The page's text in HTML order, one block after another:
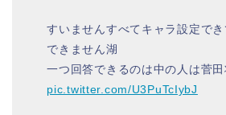
すいませんすべてキャラ設定で
できません湖
一つ回答できるのは中の人は菅
pic.twitter.com/U3PuTcIybJ